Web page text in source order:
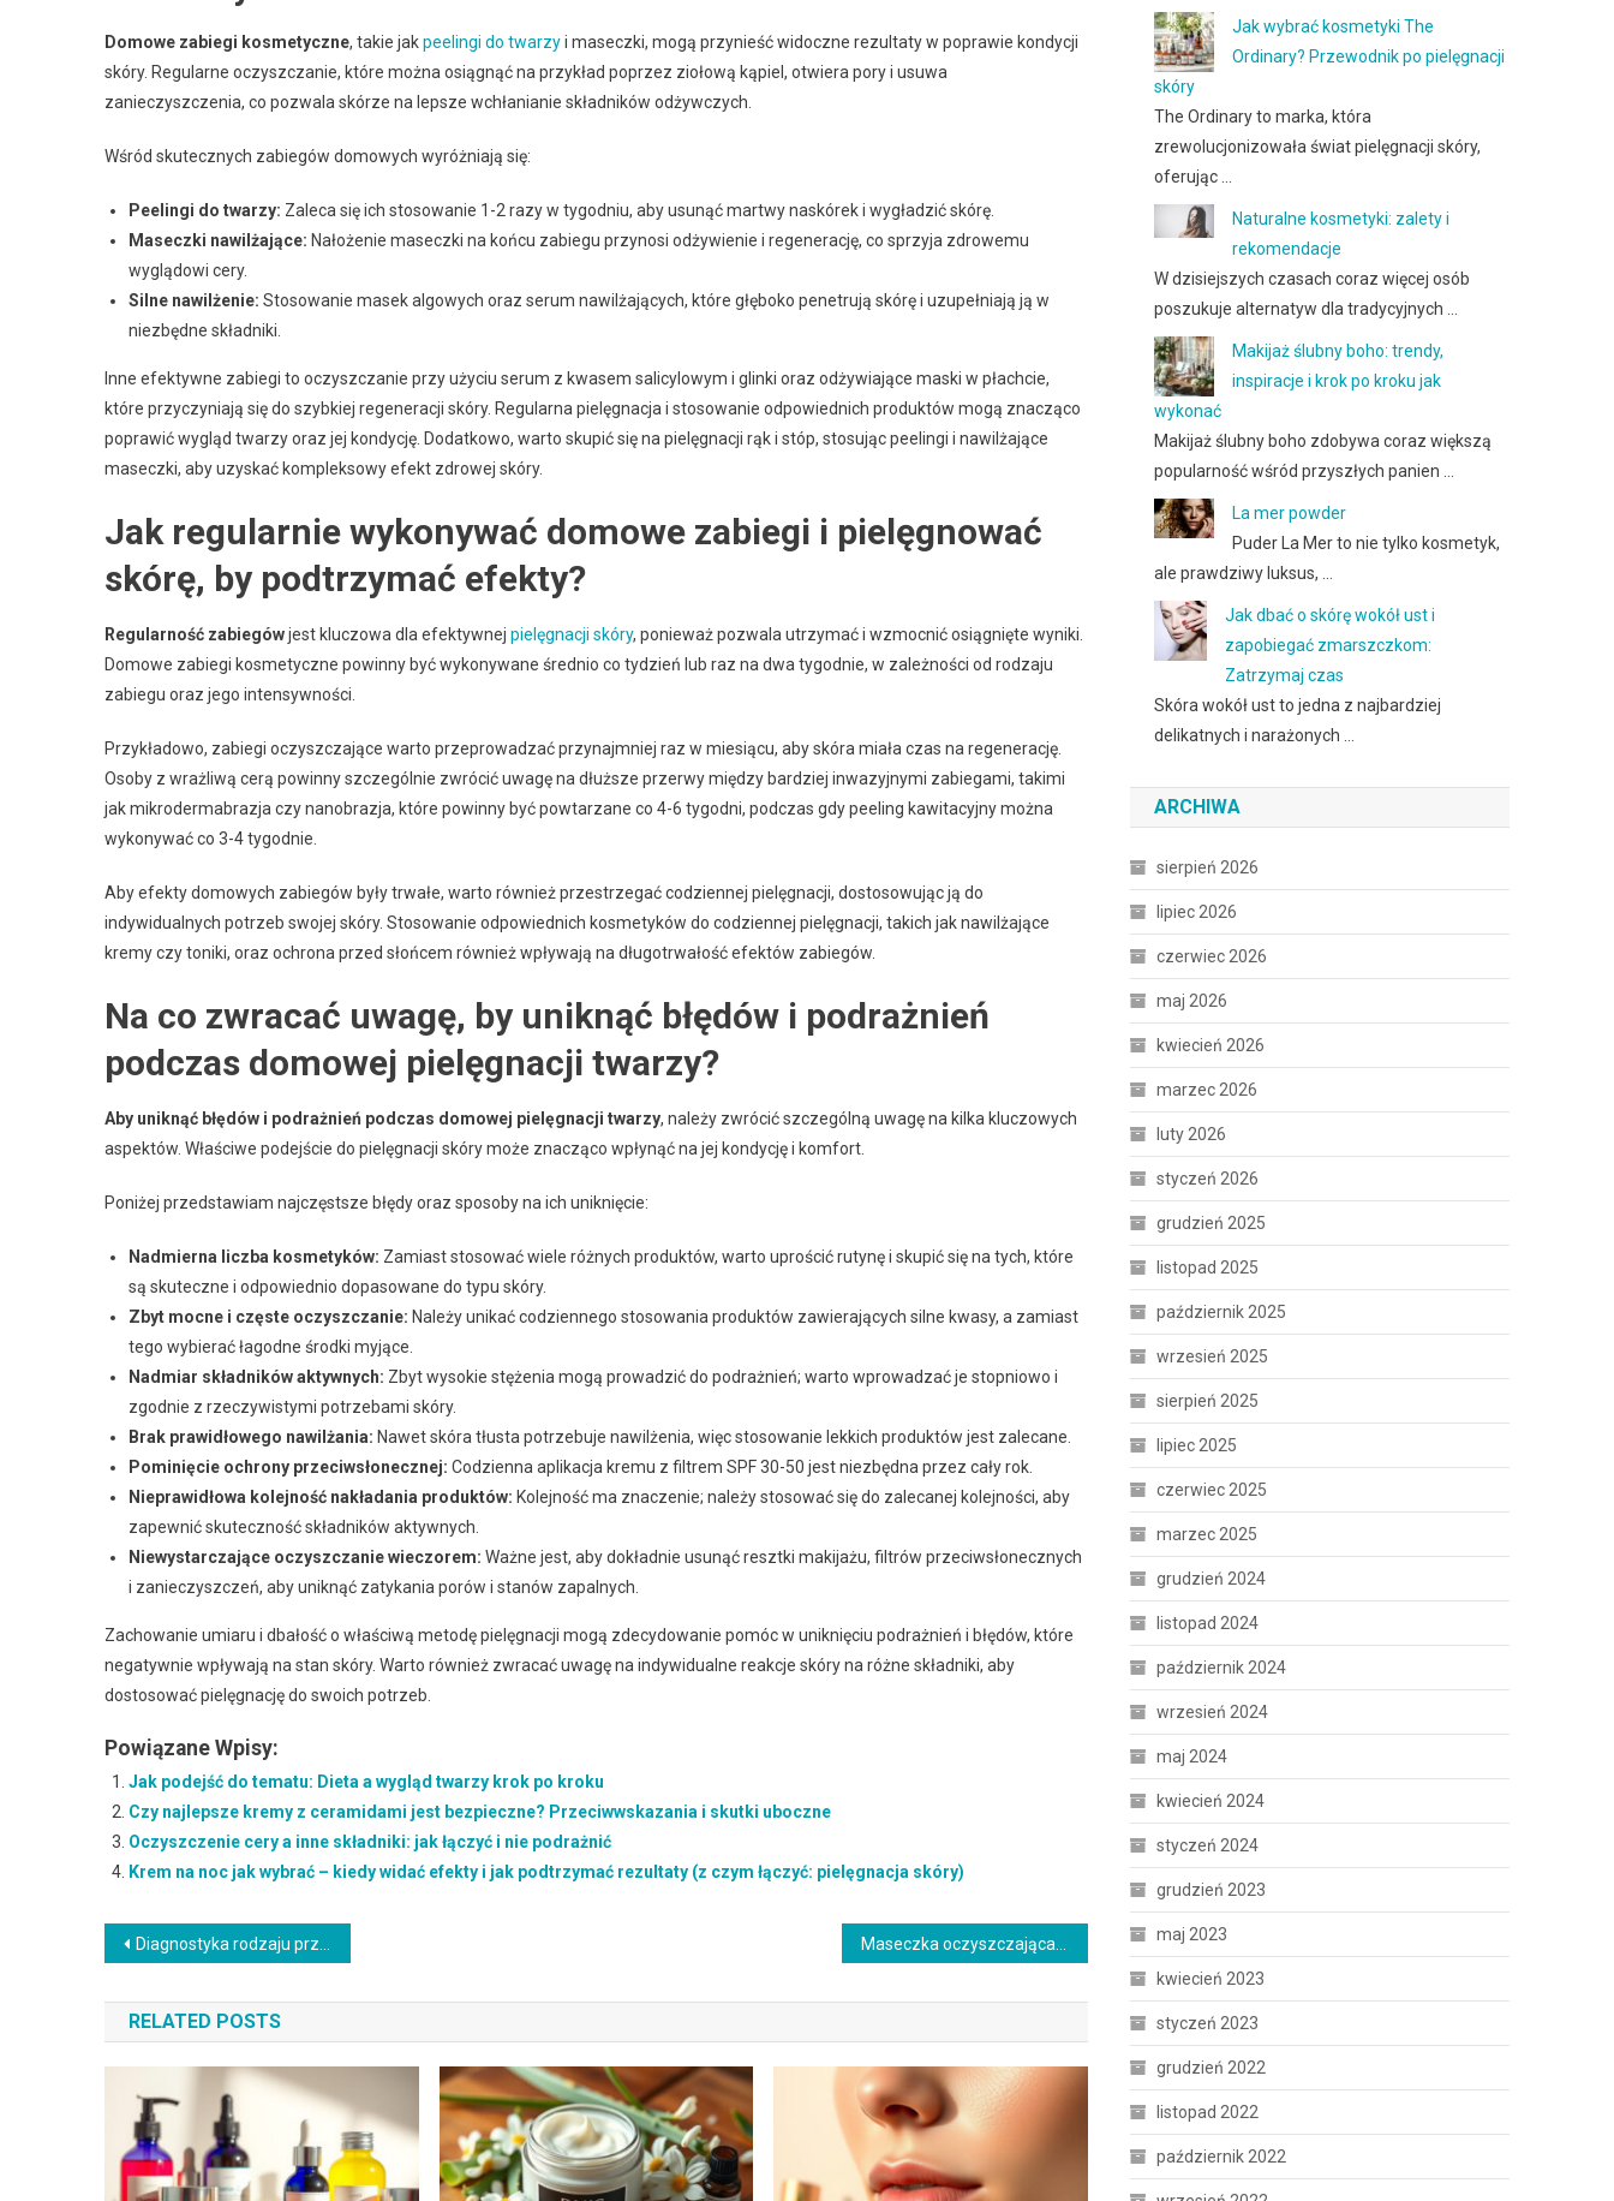
Domowe zabiegi kosmetyczne, takie jakpeelingi do twarzyi maseczki, mogą przynieść widoczne rezultaty w poprawie kondycji
skóry. Regularne oczyszczanie, które można osiągnąć na przykład poprzez ziołową kąpiel, otwiera pory i usuwa
zanieczyszczenia, co pozwala skórze na lepsze wchłanianie składników odżywczych.
Wśród skutecznych zabiegów domowych wyróżniają się:
Peelingi do twarzy: Zaleca się ich stosowanie 1-2 razy w tygodniu, aby usunąć martwy naskórek i wygładzić skórę.
Maseczki nawilżające: Nałożenie maseczki na końcu zabiegu przynosi odżywienie i regenerację, co sprzyja zdrowemu
wyglądowi cery.
Silne nawilżenie: Stosowanie masek algowych oraz serum nawilżających, które głęboko penetrują skórę i uzupełniają ją w
niezbędne składniki.
Inne efektywne zabiegi to oczyszczanie przy użyciu serum z kwasem salicylowym i glinki oraz odżywiające maski w płachcie,
które przyczyniają się do szybkiej regeneracji skóry. Regularna pielęgnacja i stosowanie odpowiednich produktów mogą znacząco
poprawić wygląd twarzy oraz jej kondycję. Dodatkowo, warto skupić się na pielęgnacji rąk i stóp, stosując peelingi i nawilżające
maseczki, aby uzyskać kompleksowy efekt zdrowej skóry.
Jak regularnie wykonywać domowe zabiegi i pielęgnować
skórę, by podtrzymać efekty?
Regularność zabiegówjest kluczowa dla efektywnej pielęgnacji skóry, ponieważ pozwala utrzymać i wzmocnić osiągnięte wyniki.
Domowe zabiegi kosmetyczne powinny być wykonywane średnio co tydzień lub raz na dwa tygodnie, w zależności od rodzaju
zabiegu oraz jego intensywności.
Przykładowo, zabiegi oczyszczające warto przeprowadzać przynajmniej raz w miesiącu, aby skóra miała czas na regenerację.
Osoby z wrażliwą cerą powinny szczególnie zwrócić uwagę na dłuższe przerwy między bardziej inwazyjnymi zabiegami, takimi
jak mikrodermabrazja czy nanobrazja, które powinny być powtarzane co 4-6 tygodni, podczas gdy peeling kawitacyjny można
wykonywać co 3-4 tygodnie.
Aby efekty domowych zabiegów były trwałe, warto również przestrzegać codziennej pielęgnacji, dostosowując ją do
indywidualnych potrzeb swojej skóry. Stosowanie odpowiednich kosmetyków do codziennej pielęgnacji, takich jak nawilżające
kremy czy toniki, oraz ochrona przed słońcem również wpływają na długotrwałość efektów zabiegów.
Na co zwracać uwagę, by uniknąć błędów i podrażnień
podczas domowej pielęgnacji twarzy?
Aby uniknąć błędów i podrażnień podczas domowej pielęgnacji twarzy, należy zwrócić szczególną uwagę na kilka kluczowych
aspektów. Właściwe podejście do pielęgnacji skóry może znacząco wpłynąć na jej kondycję i komfort.
Poniżej przedstawiam najczęstsze błędy oraz sposoby na ich uniknięcie:
Nadmierna liczba kosmetyków: Zamiast stosować wiele różnych produktów, warto uprościć rutynę i skupić się na tych, które
są skuteczne i odpowiednio dopasowane do typu skóry.
Zbyt mocne i częste oczyszczanie: Należy unikać codziennego stosowania produktów zawierających silne kwasy, a zamiast
tego wybierać łagodne środki myjące.
Nadmiar składników aktywnych: Zbyt wysokie stężenia mogą prowadzić do podrażnień; warto wprowadzać je stopniowo i
zgodnie z rzeczywistymi potrzebami skóry.
Brak prawidłowego nawilżania: Nawet skóra tłusta potrzebuje nawilżenia, więc stosowanie lekkich produktów jest zalecane.
Pominięcie ochrony przeciwsłonecznej: Codzienna aplikacja kremu z filtrem SPF 30-50 jest niezbędna przez cały rok.
Nieprawidłowa kolejność nakładania produktów: Kolejność ma znaczenie; należy stosować się do zalecanej kolejności, aby
zapewnić skuteczność składników aktywnych.
Niewystarczające oczyszczanie wieczorem: Ważne jest, aby dokładnie usunąć resztki makijażu, filtrów przeciwsłonecznych
i zanieczyszczeń, aby uniknąć zatykania porów i stanów zapalnych.
Zachowanie umiaru i dbałość o właściwą metodę pielęgnacji mogą zdecydowanie pomóc w uniknięciu podrażnień i błędów, które
negatywnie wpływają na stan skóry. Warto również zwracać uwagę na indywidualne reakcje skóry na różne składniki, aby
dostosować pielęgnację do swoich potrzeb.
Powiązane Wpisy:
Jak podejść do tematu: Dieta a wygląd twarzy krok po kroku
Czy najlepsze kremy z ceramidami jest bezpieczne? Przeciwwskazania i skutki uboczne
Oczyszczenie cery a inne składniki: jak łączyć i nie podrażnić
Krem na noc jak wybrać – kiedy widać efekty i jak podtrzymać rezultaty (z czym łączyć: pielęgnacja skóry)
Nawigacja
wpisu
Diagnostyka rodzaju przebarwień – kiedy widać efekty i jak podtrzymać rezultaty
RELATED POSTS
Jak wybrać kosmetyki The
Ordinary? Przewodnik po pielęgnacji
skóry
The Ordinary to marka, która
zrewolucjonizowała świat pielęgnacji skóry,
oferując …
Naturalne kosmetyki: zalety i
rekomendacje
W dzisiejszych czasach coraz więcej osób
poszukuje alternatyw dla tradycyjnych …
Makijaż ślubny boho: trendy,
inspiracje i krok po kroku jak
wykonać
Makijaż ślubny boho zdobywa coraz większą
popularność wśród przyszłych panien …
La mer powder
Puder La Mer to nie tylko kosmetyk,
ale prawdziwy luksus, …
Jak dbać o skórę wokół ust i
zapobiegać zmarszczkom:
Zatrzymaj czas
Skóra wokół ust to jedna z najbardziej
delikatnych i narażonych …
ARCHIWA
sierpień 2026
lipiec 2026
czerwiec 2026
maj 2026
kwiecień 2026
marzec 2026
luty 2026
styczeń 2026
grudzień 2025
listopad 2025
październik 2025
wrzesień 2025
sierpień 2025
lipiec 2025
czerwiec 2025
marzec 2025
grudzień 2024
listopad 2024
październik 2024
wrzesień 2024
maj 2024
kwiecień 2024
styczeń 2024
grudzień 2023
maj 2023
kwiecień 2023
styczeń 2023
grudzień 2022
listopad 2022
październik 2022